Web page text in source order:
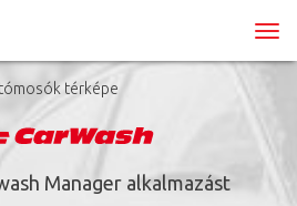
térképe
Manager alkalmazást